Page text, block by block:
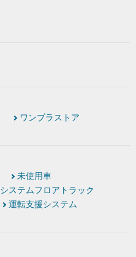
ワンプラストア
未使用車
システムフロアトラック
運転支援システム